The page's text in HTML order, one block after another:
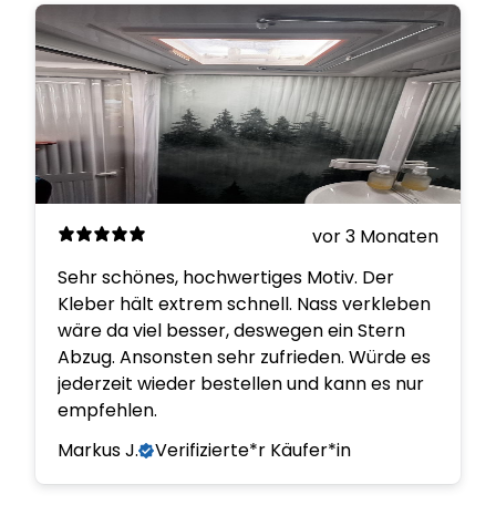
vor 3 Monaten
Sehr schönes, hochwertiges Motiv. Der
Kleber hält extrem schnell. Nass verkleben
wäre da viel besser, deswegen ein Stern
Abzug. Ansonsten sehr zufrieden. Würde es
jederzeit wieder bestellen und kann es nur
empfehlen.
Markus J.
Verifizierte*r Käufer*in